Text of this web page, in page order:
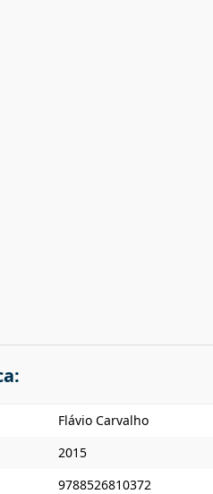
Flávio Carvalho
2015
9788526810372